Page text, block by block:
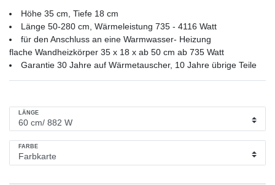
Höhe 35 cm, Tiefe 18 cm
Länge 50-280 cm, Wärmeleistung 735 - 4116 Watt
für den Anschluss an eine Warmwasser- Heizung
flache Wandheizkörper 35 x 18 x ab 50 cm ab 735 Watt
Garantie 30 Jahre auf Wärmetauscher, 10 Jahre übrige Teile
LÄNGE
FARBE